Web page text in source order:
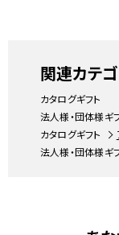
関連カテ
カタログギフト
法人様・団体様ギ
カタログギフト
法人様・団体様ギ